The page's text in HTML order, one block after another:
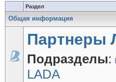
Раздел
Общая информация
Партнеры
Подразделы:
LADA